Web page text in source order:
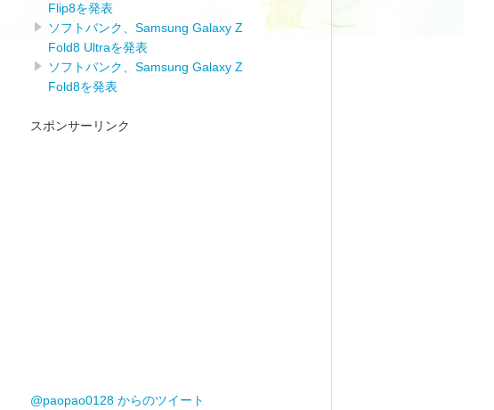
Flip8を発表
ソフトバンク、Samsung Galaxy Z
Fold8 Ultraを発表
ソフトバンク、Samsung Galaxy Z
Fold8を発表
スポンサーリンク
@paopao0128 からのツイート